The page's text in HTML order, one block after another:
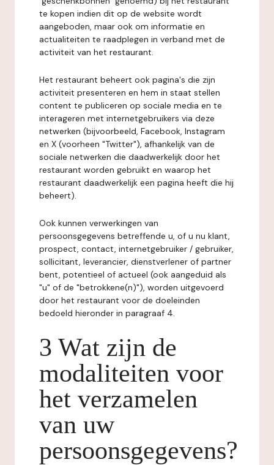
te kopen indien dit op de website wordt
aangeboden, maar ook om informatie en
actualiteiten te raadplegen in verband met de
activiteit van het restaurant.
Het restaurant beheert ook pagina's die zijn
activiteit presenteren en hem in staat stellen
content te publiceren op sociale media en te
interageren met internetgebruikers via deze
netwerken (bijvoorbeeld, Facebook, Instagram
en X (voorheen "Twitter"), afhankelijk van de
sociale netwerken die daadwerkelijk door het
restaurant worden gebruikt en waarop het
restaurant daadwerkelijk een pagina heeft die hij
beheert).
Ook kunnen verwerkingen van
persoonsgegevens betreffende u, of u nu klant,
prospect, contact, internetgebruiker / gebruiker,
sollicitant, leverancier, dienstverlener of partner
bent, potentieel of actueel (ook aangeduid als
"u" of de "betrokkene(n)"), worden uitgevoerd
door het restaurant voor de doeleinden
bedoeld hieronder in paragraaf 4.
3 Wat zijn de
modaliteiten voor
het verzamelen
van uw
persoonsgegevens?